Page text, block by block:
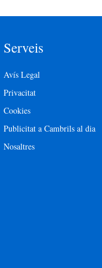
Serveis
Avís Legal
Privacitat
Cookies
Publicitat a Cambrils al dia
Nosaltres